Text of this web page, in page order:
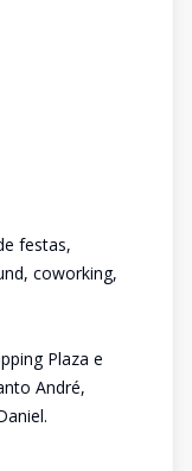
festas,
coworking,
Plaza e
André,